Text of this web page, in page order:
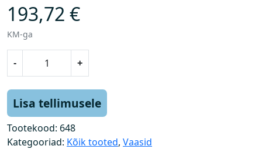
193,72 €
KM-ga
-
k
o
g
+
Lisa tellimusele
Tootekood: 648
Kategooriad: Kõik tooted, Vaasid